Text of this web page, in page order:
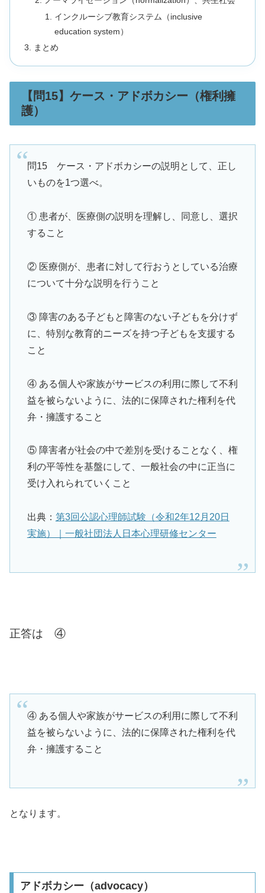
インクルーシブ教育システム（inclusive
education system）
まとめ
【問15】ケース・アドボカシー（権利擁
護）
問15 ケース・アドボカシーの説明として、正し
いものを1つ選べ。
① 患者が、医療側の説明を理解し、同意し、選択
すること
② 医療側が、患者に対して行おうとしている治療
について十分な説明を行うこと
③ 障害のある子どもと障害のない子どもを分けず
に、特別な教育的ニーズを持つ子どもを支援する
こと
④ ある個人や家族がサービスの利用に際して不利
益を被らないように、法的に保障された権利を代
弁・擁護すること
⑤ 障害者が社会の中で差別を受けることなく、権
利の平等性を基盤にして、一般社会の中に正当に
受け入れられていくこと
出典： 第3回公認心理師試験（令和2年12月20日
実施）｜一般社団法人日本心理研修センター
正答は ④
④ ある個人や家族がサービスの利用に際して不利
益を被らないように、法的に保障された権利を代
弁・擁護すること
となります。
アドボカシー（advocacy）